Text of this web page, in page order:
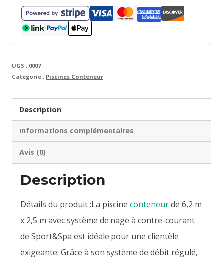
Jet
Swim
UGS : 0007
Catégorie : Piscines Conteneur
Description
Informations complémentaires
Avis (0)
Description
Détails du produit :La piscine conteneurde 6,2 m
x 2,5 m avec système de nage à contre-courant
de Sport&Spa est idéale pour une clientèle
exigeante. Grâce à son système de débit régulé,